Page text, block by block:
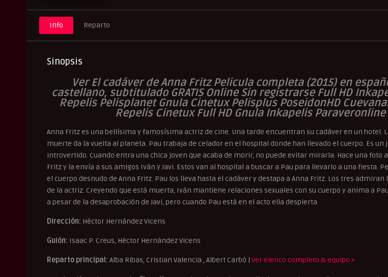
Info Reparto
Sinopsis
Ver El cadáver de Anna Fritz Pelicula completa (2015) en
castellano, subtitulado GRATIS Online Sin registrarse Full HD
Repelis Pelisplanet Gnula Cinetux Pelisplus PoseidonHD
Repelis Cinetux Full HD Gnula Inkapelis Paraveronline
Anna Fritz es una bellísima y famosísima actriz de cine. Una tarde encuentran su cadáver en un hotel.
muerte da la vuelta al planeta. Pau trabaja de celador en el hospital donde han llevado el cuerpo. Es un
introvertido. Cuando entra una chica joven que acaba de morir, no puede evitar mirarla. Hace una foto
Fritz y la envía a sus amigos Iván y Javi. Estos van al hospital a buscar a Pau para llevarlo a una fiesta.
el cuerpo desnudo de Anna Fritz. Pau los lleva hasta el cadáver y destapa a Anna Fritz. Los tres admiran
de la actriz. Creyendo que está muerta, Iván mantiene relaciones sexuales con su cuerpo y anima a
a pesar de la desaprobación de Javi, pero cuando Pau está en el acto ella despierta
Dirección: Hèctor Hernández Vicens
Guión: Isaac P. Creus, Hèctor Hernández Vicens
Reparto principal: Alba Ribas, Cristian Valencia , Albert Carbó | Ver elenco completo & equipo »